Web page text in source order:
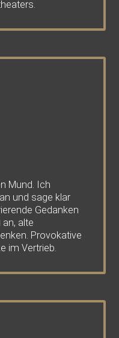
Mund. Ich
und sage klar
Gedanken
alte
Provokative
im Vertrieb.